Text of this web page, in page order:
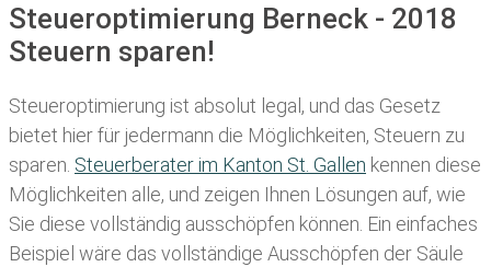
Steueroptimierung Berneck - 2018
Steuern sparen!
Steueroptimierung ist absolut legal, und das Gesetz
bietet hier für jedermann die Möglichkeiten, Steuern zu
sparen. Steuerberater im K anton St. Gallen kennen diese
Möglichkeiten alle, und zeigen Ihnen Lösungen auf, wie
Sie diese vollständig ausschöpfen können. Ein einfaches
Beispiel wäre das vollständige Ausschöpfen der Säule